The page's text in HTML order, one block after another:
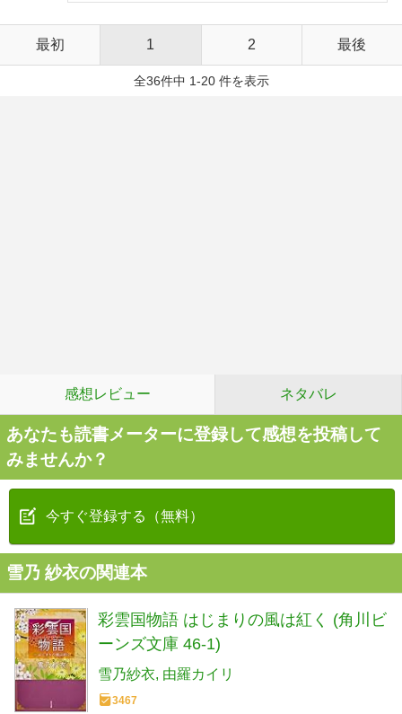
最初 1 2 最後
全36件中 1-20 件を表示
感想レビュー ネタバレ
あなたも読書メーターに登録して感想を投稿して
みませんか？
今すぐ登録する（無料）
雪乃 紗衣の関連本
彩雲国物語 はじまりの風は紅く (角川ビ
ーンズ文庫 46-1)
雪乃紗衣 由羅カイリ
3467